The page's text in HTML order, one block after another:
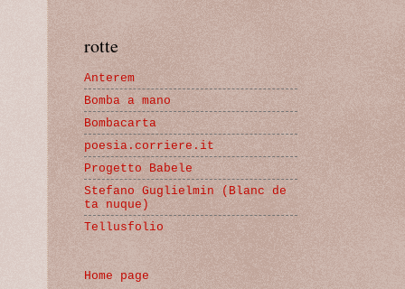
rotte
Anterem
Bomba a mano
Bombacarta
poesia.corriere.it
Progetto Babele
Stefano Guglielmin (Blanc de
ta nuque)
Tellusfolio
Home page